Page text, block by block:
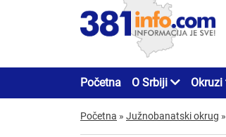
Početna O Srbiji Okruzi
Početna » Južnobanatski okrug »